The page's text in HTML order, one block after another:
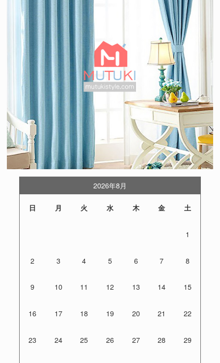
2026年8月
日 月 火 水 木 金 土
1
2 3 4 5 6 7 8
9 10 11 12 13 14 15
16 17 18 19 20 21 22
23 24 25 26 27 28 29